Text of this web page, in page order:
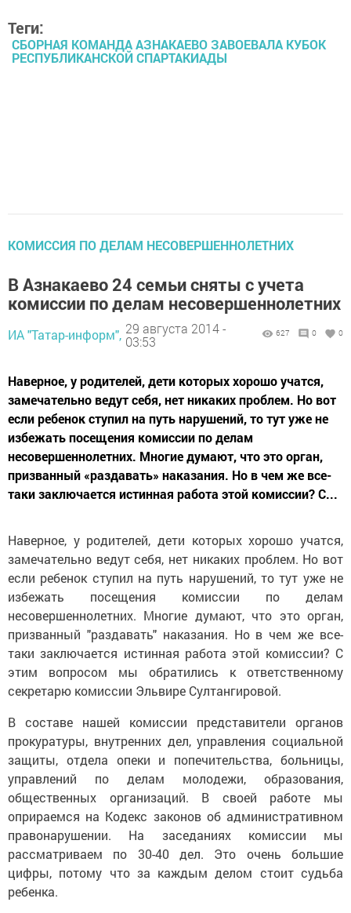
Теги:
CБОРНАЯ КОМАНДА АЗНАКАЕВО ЗАВОЕВАЛА КУБОК
РЕСПУБЛИКАНСКОЙ СПАРТАКИАДЫ
КОМИССИЯ ПО ДЕЛАМ НЕСОВЕРШЕННОЛЕТНИХ
В Азнакаево 24 семьи сняты с учета
комиссии по делам несовершеннолетних
ИА "Татар-информ", 29 августа 2014 -
03:53
627 0 0
Наверное, у родителей, дети которых хорошо учатся,
замечательно ведут себя, нет никаких проблем. Но вот
если ребенок ступил на путь нарушений, то тут уже не
избежать посещения комиссии по делам
несовершеннолетних. Многие думают, что это орган,
призванный «раздавать» наказания. Но в чем же все-
таки заключается истинная работа этой комиссии? С...
Наверное, у родителей, дети которых хорошо учатся,
замечательно ведут себя, нет никаких проблем. Но вот
если ребенок ступил на путь нарушений, то тут уже не
избежать посещения комиссии по делам
несовершеннолетних. Многие думают, что это орган,
призванный "раздавать" наказания. Но в чем же все-
таки заключается истинная работа этой комиссии? С
этим вопросом мы обратились к ответственному
секретарю комиссии Эльвире Султангировой.
В составе нашей комиссии представители органов
прокуратуры, внутренних дел, управления социальной
защиты, отдела опеки и попечительства, больницы,
управлений по делам молодежи, образования,
общественных организаций. В своей работе мы
оприраемся на Кодекс законов об административном
правонарушении. На заседаниях комиссии мы
рассматриваем по 30-40 дел. Это очень большие
цифры, потому что за каждым делом стоит судьба
ребенка.